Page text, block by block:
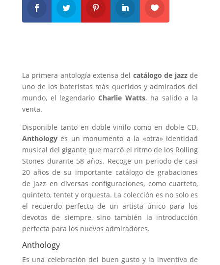
La primera antología extensa del catálogo de jazzde
uno de los bateristas más queridos y admirados del
mundo, el legendarioCharlie Watts, ha salido a la
venta.
Disponible tanto en doble vinilo como en doble CD,
Anthologyes un monumento a la «otra» identidad
musical del gigante que marcó el ritmo de los Rolling
Stones durante 58 años. Recoge un periodo de casi
20 años de su importante catálogo de grabaciones
de jazz en diversas configuraciones, como cuarteto,
quinteto, tentet y orquesta. La colección es no solo es
el recuerdo perfecto de un artista único para los
devotos de siempre, sino también la introducción
perfecta para los nuevos admiradores.
Anthology
Es una celebración del buen gusto y la inventiva de